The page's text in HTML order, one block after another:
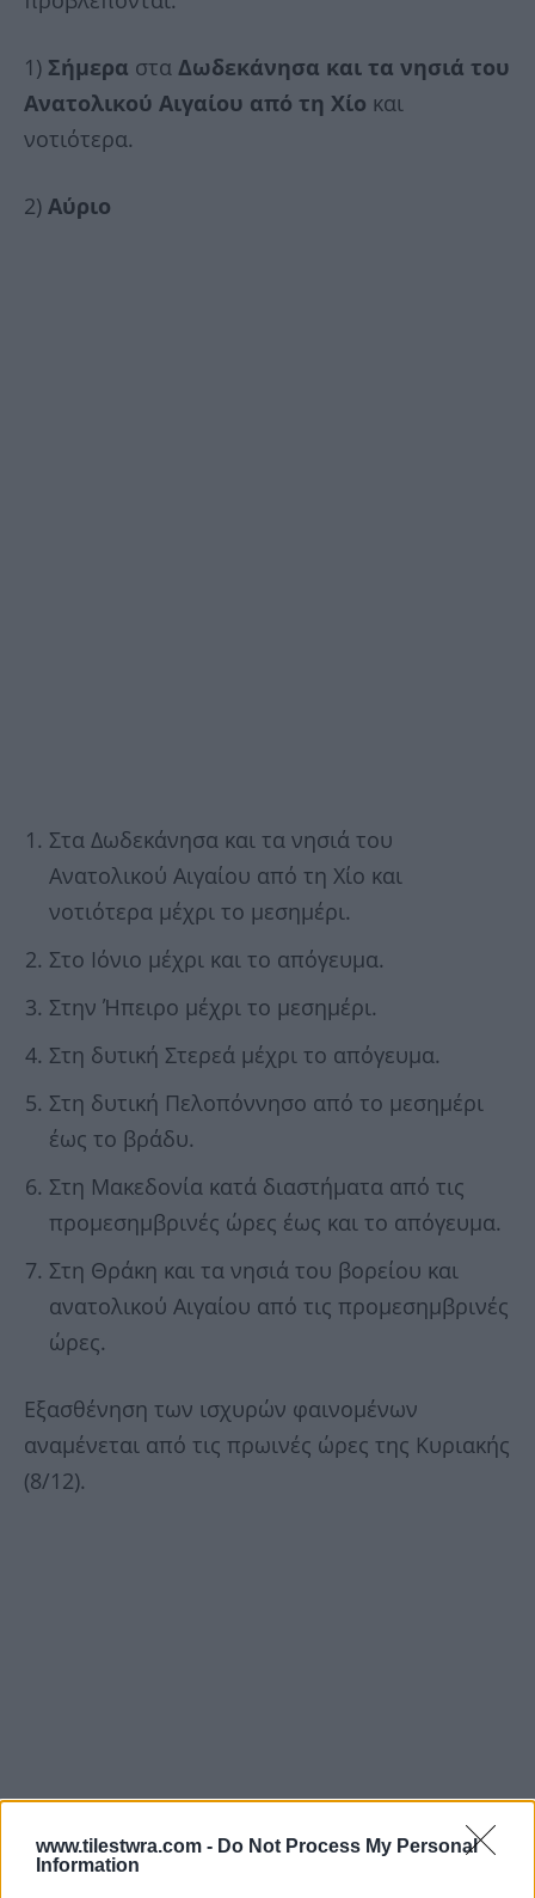
www.tilestwra.com - Do Not Process My Personal
Information
1) Σήμερα στα Δωδεκάνησα και τα νησιά του
Ανατολικού Αιγαίου από τη Χίο και
νοτιότερα.
2) Αύριο
Στα Δωδεκάνησα και τα νησιά του
Ανατολικού Αιγαίου από τη Χίο και
νοτιότερα μέχρι το μεσημέρι.
Στο Ιόνιο μέχρι και το απόγευμα.
Στην Ήπειρο μέχρι το μεσημέρι.
Στη δυτική Στερεά μέχρι το απόγευμα.
Στη δυτική Πελοπόννησο από το μεσημέρι
έως το βράδυ.
Στη Μακεδονία κατά διαστήματα από τις
προμεσημβρινές ώρες έως και το απόγευμα.
Στη Θράκη και τα νησιά του βορείου και
ανατολικού Αιγαίου από τις προμεσημβρινές
ώρες.
Εξασθένηση των ισχυρών φαινομένων
αναμένεται από τις πρωινές ώρες της Κυριακής
(8/12).